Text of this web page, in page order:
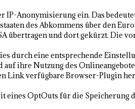
Anonymisierung ein. Das
des Abkommens über den
übertragen und dort gekürzt. Die
durch eine entsprechende
ihre Nutzung des
Link verfügbare Browser-Plugin
eines OptOuts für die Speicherung